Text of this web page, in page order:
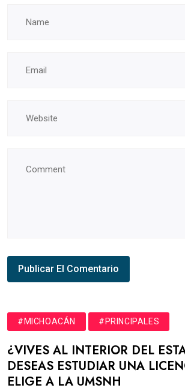
#MICHOACÁN #PRINCIPALES
¿VIVES AL INTERIOR DEL
DESEAS ESTUDIAR UNA
ELIGE A LA UMSNH